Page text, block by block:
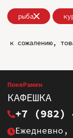
рыба
к сожалению,
ПокеРамен
КАФЕШКА
+7 (982)